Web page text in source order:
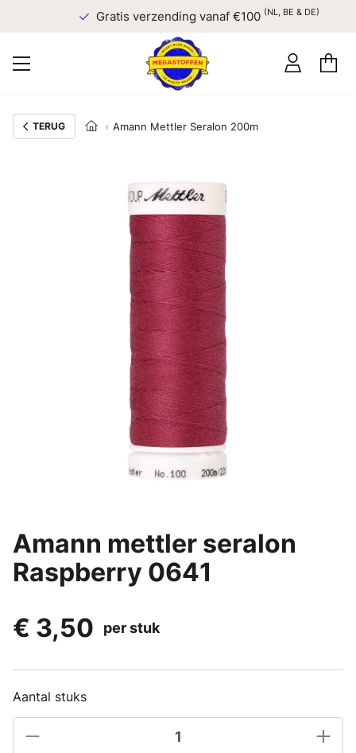
Gratis verzending vanaf €100(NL, BE & DE)
TERUG Amann Mettler Seralon 200m
Amann mettler seralon
Raspberry 0641
€ 3,50
per stuk
Aantal stuks